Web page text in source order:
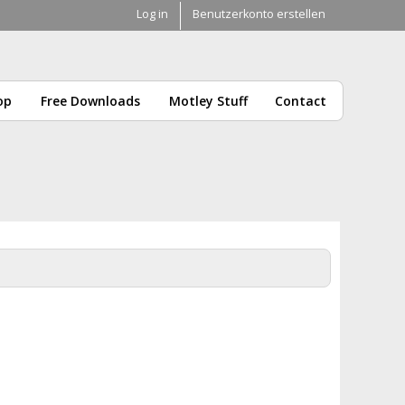
Log in Benutzerkonto erstellen
Free Downloads Motley Stuff Contact